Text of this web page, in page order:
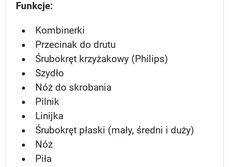
Funkcje:
Kombinerki
Przecinak do drutu
Śrubokręt krzyżakowy (Philips)
Szydło
Nóż do skrobania
Pilnik
Linijka
Śrubokręt płaski (mały, średni i duży)
Nóż
Piła